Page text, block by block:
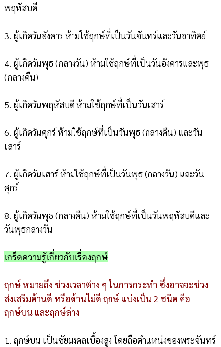
พฤหัสบดี
3. ผู้เกิดวันอังคาร ห้ามใช้ฤกษ์ที่เป็นวันจันทร์และวันอาทิตย์
4. ผู้เกิดวันพุธ (กลางวัน) ห้ามใช้ฤกษ์ที่เป็นวันอังคารและพุธ
(กลางคืน)
5. ผู้เกิดวันพฤหัสบดี ห้ามใช้ฤกษ์ที่เป็นวันเสาร์
6. ผู้เกิดวันศุกร์ ห้ามใช้ฤกษ์ที่เป็นวันพุธ (กลางคืน) และวัน
เสาร์
7. ผู้เกิดวันเสาร์ ห้ามใช้ฤกษ์ที่เป็นวันพุธ (กลางวัน) และวัน
ศุกร์
8. ผู้เกิดวันพุธ (กลางคืน) ห้ามใช้ฤกษ์ที่เป็นวันพฤหัสบดีและ
วันพุธกลางวัน
เกร็ดความรู้เกี่ยวกับเรื่องฤกษ์
ฤกษ์ หมายถึง ช่วงเวลาต่าง ๆ ในการกระทำ ซึ่งอาจจะช่วง
ส่งเสริมด้านดี หรือด้านไม่ดี ฤกษ์ แบ่งเป็น 2 ชนิด คือ
ฤกษ์บน และฤกษ์ล่าง
1. ฤกษ์บน เป็นชัยมงคลเบื้องสูง โดยถือตำแหน่งของพระจันทร์